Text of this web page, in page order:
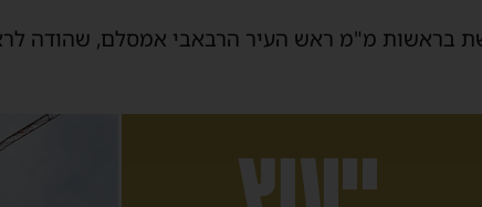
בראשות מ"מ ראש העיר הרבאבי אמסלם, שהודה